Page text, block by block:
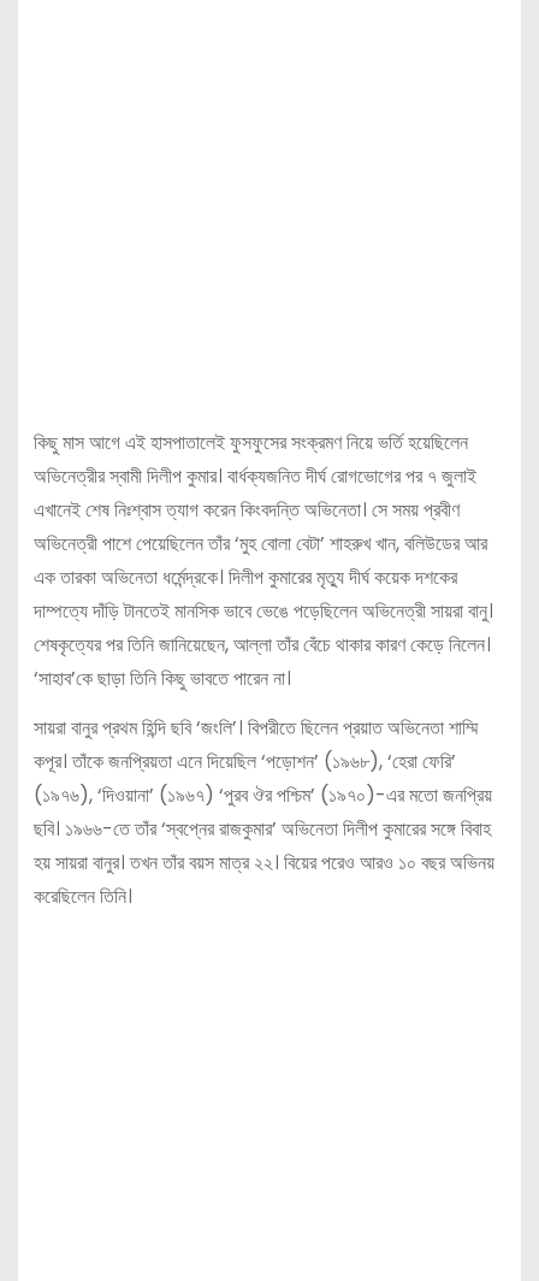
কিছু মাস আগে এই হাসপাতালেই ফুসফুসের সংক্রমণ নিয়ে ভর্তি হয়েছিলেন
অভিনেত্রীর স্বামী দিলীপ কুমার। বার্ধক্যজনিত দীর্ঘ রোগভোগের পর ৭ জুলাই
এখানেই শেষ নিঃশ্বাস ত্যাগ করেন কিংবদন্তি অভিনেতা। সে সময় প্রবীণ
অভিনেত্রী পাশে পেয়েছিলেন তাঁর ‘মুহ বোলা বেটা’ শাহরুখ খান, বলিউডের আর
এক তারকা অভিনেতা ধর্মেন্দ্রকে। দিলীপ কুমারের মৃত্যু দীর্ঘ কয়েক দশকের
দাম্পত্যে দাঁড়ি টানতেই মানসিক ভাবে ভেঙে পড়েছিলেন অভিনেত্রী সায়রা বানু।
শেষকৃত্যের পর তিনি জানিয়েছেন, আল্লা তাঁর বেঁচে থাকার কারণ কেড়ে নিলেন।
‘সাহাব’কে ছাড়া তিনি কিছু ভাবতে পারেন না।
সায়রা বানুর প্রথম হিন্দি ছবি ‘জংলি’। বিপরীতে ছিলেন প্রয়াত অভিনেতা শাম্মি
কপূর। তাঁকে জনপ্রিয়তা এনে দিয়েছিল ‘পড়োশন’ (১৯৬৮), ‘হেরা ফেরি’
(১৯৭৬), ‘দিওয়ানা’ (১৯৬৭) ‘পুরব ঔর পশ্চিম’ (১৯৭০)-এর মতো জনপ্রিয়
ছবি। ১৯৬৬-তে তাঁর ‘স্বপ্নের রাজকুমার’ অভিনেতা দিলীপ কুমারের সঙ্গে বিবাহ
হয় সায়রা বানুর। তখন তাঁর বয়স মাত্র ২২। বিয়ের পরেও আরও ১০ বছর অভিনয়
করেছিলেন তিনি।